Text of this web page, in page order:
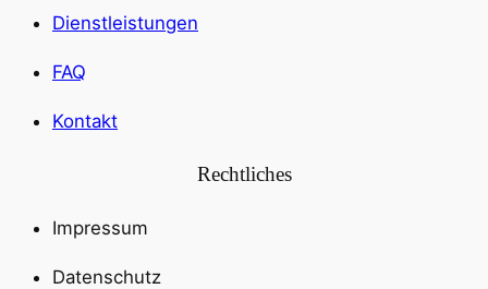
Dienstleistungen
FAQ
Kontakt
Rechtliches
Impressum
Datenschutz